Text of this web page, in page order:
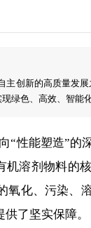
主创新的高质量发
绿色、高效、智能化
性能塑造”的
溶剂物料的
化、污染、
了坚实保障。